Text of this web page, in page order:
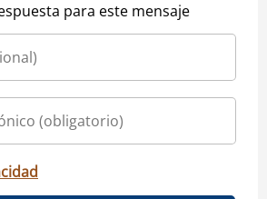
para este mensaje